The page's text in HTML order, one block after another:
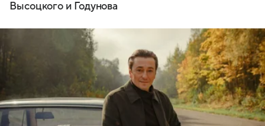
Высоцкого и Годунова